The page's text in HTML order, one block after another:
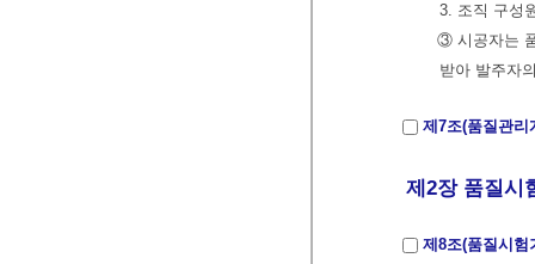
3. 조직 구성
③ 시공자는
받아 발주자
제7조(품질관리
제2장 품질시험
제8조(품질시험